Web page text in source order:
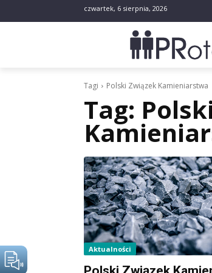
czwartek, 6 sierpnia, 2026
Tagi Polski Związek Kamieniarstwa
Tag:
Aktualności